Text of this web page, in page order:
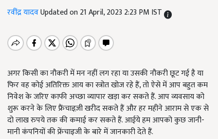
रवींद्र यादवUpdated on 21 April, 2023 2:23 PM IST
अगर किसी का नौकरी में मन नहीं लग रहा या उसकी नौकरी छूट गई है या
फिर वह कोई अतिरिक्त आय का स्त्रोत खोज रहे हैं, तो ऐसे में आप बहुत कम
निवेश के जरिए काफी अच्छा व्यापार खड़ा कर सकते हैं. आप व्यवसाय को
शुरू करने के लिए फ्रैंचाइज़ी खरीद सकते हैं और हर महीने आराम से एक से
दो लाख रुपये तक की कमाई कर सकते हैं. आईये हम आपको कुछ जानी-
मानी कंपनियों की फ्रेंचाइजी के बारे में जानकारी देते हैं.